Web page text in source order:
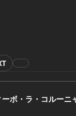
ボ・ラ・コルーニ